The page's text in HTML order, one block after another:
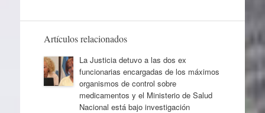
Artículos relacionados
La Justicia detuvo a las dos ex
funcionarias encargadas de los máximos
organismos de control sobre
medicamentos y el Ministerio de Salud
Nacional está bajo investigación